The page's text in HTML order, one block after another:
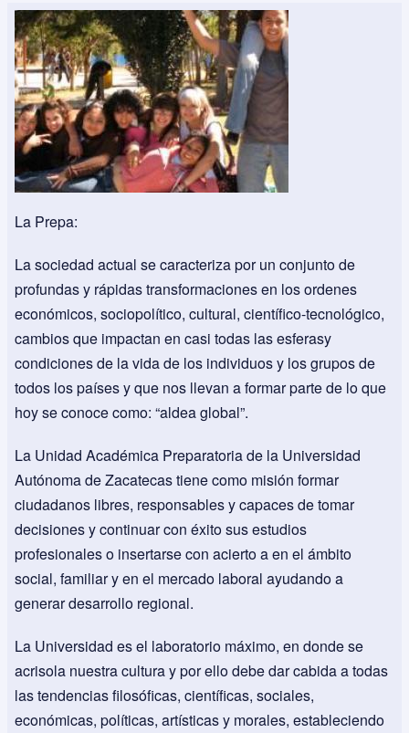
La Prepa:
La sociedad actual se caracteriza por un conjunto de
profundas y rápidas transformaciones en los ordenes
económicos, sociopolítico, cultural, científico-tecnológico,
cambios que impactan en casi todas las esferasy
condiciones de la vida de los individuos y los grupos de
todos los países y que nos llevan a formar parte de lo que
hoy se conoce como: “aldea global”.
La Unidad Académica Preparatoria de la Universidad
Autónoma de Zacatecas tiene como misión formar
ciudadanos libres, responsables y capaces de tomar
decisiones y continuar con éxito sus estudios
profesionales o insertarse con acierto a en el ámbito
social, familiar y en el mercado laboral ayudando a
generar desarrollo regional.
La Universidad es el laboratorio máximo, en donde se
acrisola nuestra cultura y por ello debe dar cabida a todas
las tendencias filosóficas, científicas, sociales,
económicas, políticas, artísticas y morales, estableciendo